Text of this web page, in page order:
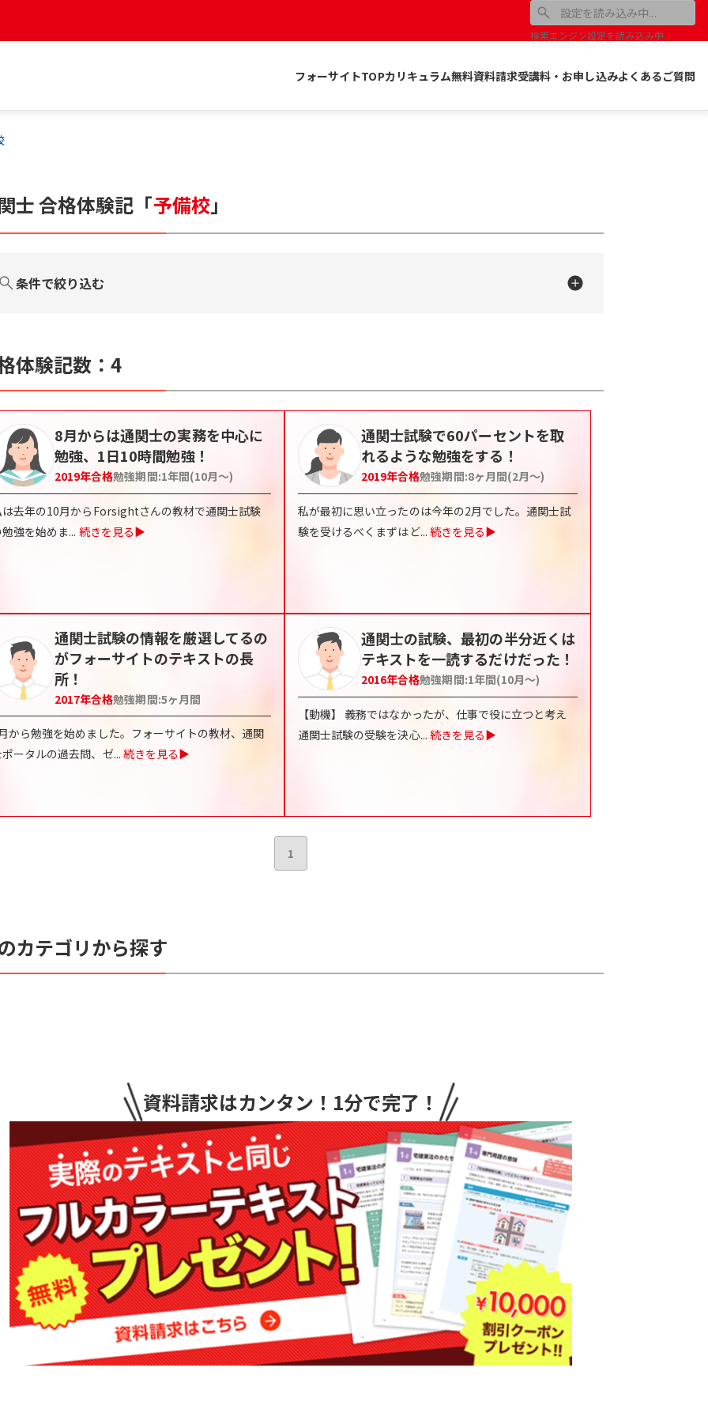
検索エンジン設定を読み込み中...
フォーサイトTOPカリキュラム無料資料請求受講料・お申し込みよくあるご質問
士合格体験記 「予備校」
条件で絞り込む
体験記数：4
8月からは通関士の実務を中心に
勉強、1日10時間勉強！
2019年合格勉強期間:1年間(10月〜)
は去年の10月からForsightさんの教材で通関士試験
強を始めま... 続きを見る▶
通関士試験で60パーセントを取
れるような勉強をする！
2019年合格勉強期間:8ヶ月間(2月〜)
私が最初に思い立ったのは今年の2月でした。通関士試
験を受けるべくまずはど... 続きを見る▶
通関士試験の情報を厳選してるの
がフォーサイトのテキストの長
所！
2017年合格勉強期間:5ヶ月間
から勉強を始めました。フォーサイトの教材、通関
ータルの過去問、ゼ... 続きを見る▶
通関士の試験、最初の半分近くは
テキストを一読するだけだった！
2016年合格勉強期間:1年間(10月〜)
【動機】 義務ではなかったが、仕事で役に立つと考え
通関士試験の受験を決心... 続きを見る▶
1
カテゴリから探す
資料請求はカンタン ！1分で完了！